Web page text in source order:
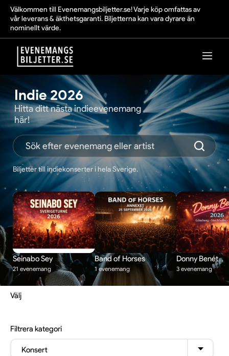
Välkommen till Evenemangsbiljetter.se! Varje köp omfattas av
vår leverans & äkthetsgaranti. Biljetterna kan vara dyrare än
nominellt värde.
Indie 2026
Hitta ditt nästa indieevenemang
här!
Biljetter till indiekonserter i hela Sverige.
Seinabo Sey
21 evenemang
Band of Horses
1 evenemang
Donny Benét
3 evenemang
Välj
Filtrera kategori
Konsert